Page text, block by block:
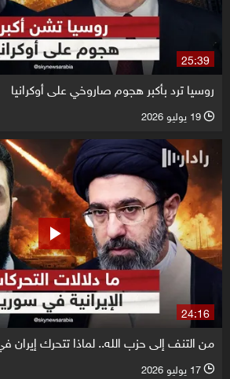
25:39
روسيا ترد بأكبر هجوم صاروخي على أوكرانيا
l 19 يوليو 2026
24:16
من التنف إلى حزب الله.. لماذا تتحرك إيران
l 17 يوليو 2026